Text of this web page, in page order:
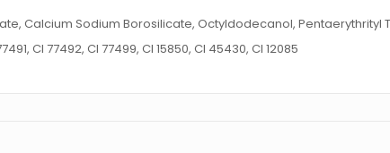
Calcium Sodium Borosilicate, Octyldodecanol, Pentaerythrityl
CI 77492, CI 77499, CI 15850, CI 45430, CI 12085